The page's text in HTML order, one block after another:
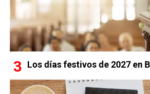
Los días festivos de 2027 en